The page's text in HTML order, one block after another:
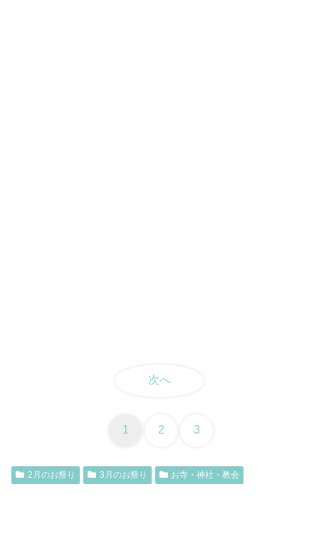
次へ
1 2 3
2月のお祭り 3月のお祭り お寺・神社・教会